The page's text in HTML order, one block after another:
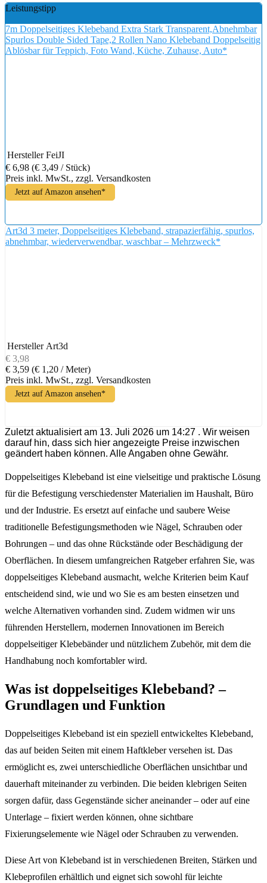
Leistungstipp
7m Doppelseitiges Klebeband Extra Stark Transparent,Abnehmbar
Spurlos Double Sided Tape,2 Rollen Nano Klebeband Doppelseitig
Ablösbar für Teppich, Foto Wand, Küche, Zuhause, Auto*
Hersteller FeiJI
€ 6,98 (€ 3,49 / Stück)
Preis inkl. MwSt., zzgl. Versandkosten
Jetzt auf Amazon ansehen*
Art3d 3 meter, Doppelseitiges Klebeband, strapazierfähig, spurlos,
abnehmbar, wiederverwendbar, waschbar – Mehrzweck*
Hersteller Art3d
€ 3,98
€ 3,59 (€ 1,20 / Meter)
Preis inkl. MwSt., zzgl. Versandkosten
Jetzt auf Amazon ansehen*
Zuletzt aktualisiert am 13. Juli 2026 um 14:27 . Wir weisen
darauf hin, dass sich hier angezeigte Preise inzwischen
geändert haben können. Alle Angaben ohne Gewähr.
Doppelseitiges Klebeband ist eine vielseitige und praktische Lösung
für die Befestigung verschiedenster Materialien im Haushalt, Büro
und der Industrie. Es ersetzt auf einfache und saubere Weise
traditionelle Befestigungsmethoden wie Nägel, Schrauben oder
Bohrungen – und das ohne Rückstände oder Beschädigung der
Oberflächen. In diesem umfangreichen Ratgeber erfahren Sie, was
doppelseitiges Klebeband ausmacht, welche Kriterien beim Kauf
entscheidend sind, wie und wo Sie es am besten einsetzen und
welche Alternativen vorhanden sind. Zudem widmen wir uns
führenden Herstellern, modernen Innovationen im Bereich
doppelseitiger Klebebänder und nützlichem Zubehör, mit dem die
Handhabung noch komfortabler wird.
Was ist doppelseitiges Klebeband? –
Grundlagen und Funktion
Doppelseitiges Klebeband ist ein speziell entwickeltes Klebeband,
das auf beiden Seiten mit einem Haftkleber versehen ist. Das
ermöglicht es, zwei unterschiedliche Oberflächen unsichtbar und
dauerhaft miteinander zu verbinden. Die beiden klebrigen Seiten
sorgen dafür, dass Gegenstände sicher aneinander – oder auf eine
Unterlage – fixiert werden können, ohne sichtbare
Fixierungselemente wie Nägel oder Schrauben zu verwenden.
Diese Art von Klebeband ist in verschiedenen Breiten, Stärken und
Klebeprofilen erhältlich und eignet sich sowohl für leichte